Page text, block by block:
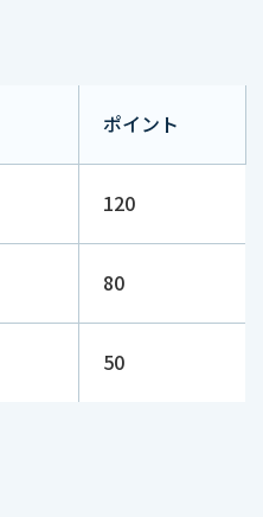
ポイント
120
80
50